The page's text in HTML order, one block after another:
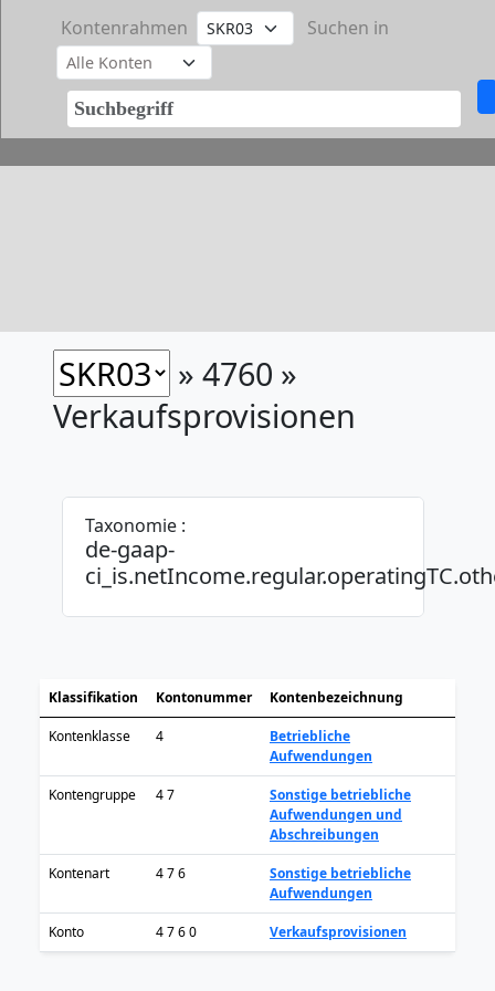
Kontenrahmen Suchen in
» 4760 »
Verkaufsprovisionen
Taxonomie :
de-gaap-
Klassifikation Kontonummer Kontenbezeichnung
Kontenklasse 4
Betriebliche
Aufwendungen
Kontengruppe 4 7
Sonstige betriebliche
Aufwendungen und
Abschreibungen
Kontenart 4 7 6
Sonstige betriebliche
Aufwendungen
Konto 4 7 6 0 Verkaufsprovisionen